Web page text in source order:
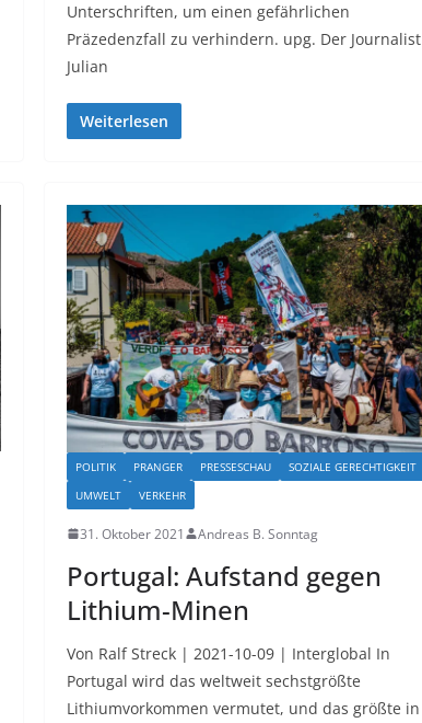
Unterschriften, um einen gefährlichen
Präzedenzfall zu verhindern. upg. Der Journalist
Julian
Weiterlesen
POLITIK PRANGER PRESSESCHAU
SOZIALE GERECHTIGKEIT
UMWELT
VERKEHR
31. Oktober 2021 Andreas B. Sonntag
Portugal: Aufstand gegen
Lithium-Minen
Von Ralf Streck | 2021-10-09 | Interglobal In
Portugal wird das weltweit sechstgrößte
Lithiumvorkommen vermutet, und das größte in